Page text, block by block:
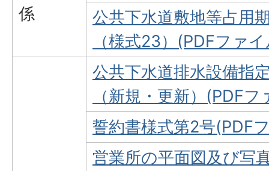
係
公共下水道敷地等占用
（様式23）(PDFファ
公共下水道排水設備指
（新規・更新）(PDF
誓約書様式第2号(PDF
営業所の平面図及び写